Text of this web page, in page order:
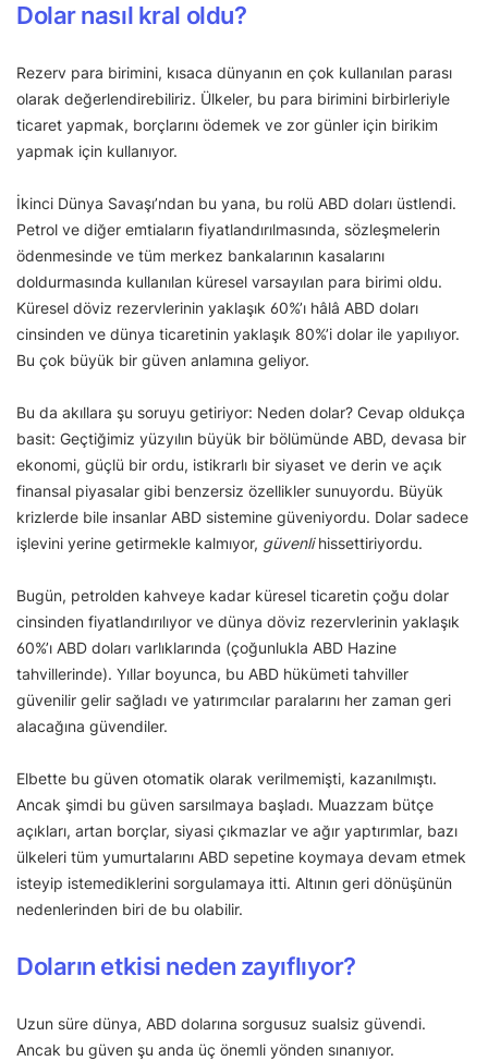
Dolar nasıl kral oldu?
Rezerv para birimini, kısaca dünyanın en çok kullanılan parası
olarak değerlendirebiliriz. Ülkeler, bu para birimini birbirleriyle
ticaret yapmak, borçlarını ödemek ve zor günler için birikim
yapmak için kullanıyor.
İkinci Dünya Savaşı’ndan bu yana, bu rolü ABD doları üstlendi.
Petrol ve diğer emtiaların fiyatlandırılmasında, sözleşmelerin
ödenmesinde ve tüm merkez bankalarının kasalarını
doldurmasında kullanılan küresel varsayılan para birimi oldu.
Küresel döviz rezervlerinin yaklaşık 60%’ı hâlâ ABD doları
cinsinden ve dünya ticaretinin yaklaşık 80%’i dolar ile yapılıyor.
Bu çok büyük bir güven anlamına geliyor.
Bu da akıllara şu soruyu getiriyor: Neden dolar? Cevap oldukça
basit: Geçtiğimiz yüzyılın büyük bir bölümünde ABD, devasa bir
ekonomi, güçlü bir ordu, istikrarlı bir siyaset ve derin ve açık
finansal piyasalar gibi benzersiz özellikler sunuyordu. Büyük
krizlerde bile insanlar ABD sistemine güveniyordu. Dolar sadece
işlevini yerine getirmekle kalmıyor, güvenlihissettiriyordu.
Bugün, petrolden kahveye kadar küresel ticaretin çoğu dolar
cinsinden fiyatlandırılıyor ve dünya döviz rezervlerinin yaklaşık
60%’ı ABD doları varlıklarında (çoğunlukla ABD Hazine
tahvillerinde). Yıllar boyunca, bu ABD hükümeti tahviller
güvenilir gelir sağladı ve yatırımcılar paralarını her zaman geri
alacağına güvendiler.
Elbette bu güven otomatik olarak verilmemişti, kazanılmıştı.
Ancak şimdi bu güven sarsılmaya başladı. Muazzam bütçe
açıkları, artan borçlar, siyasi çıkmazlar ve ağır yaptırımlar, bazı
ülkeleri tüm yumurtalarını ABD sepetine koymaya devam etmek
isteyip istemediklerini sorgulamaya itti. Altının geri dönüşünün
nedenlerinden biri de bu olabilir.
Doların etkisi neden zayıflıyor?
Uzun süre dünya, ABD dolarına sorgusuz sualsiz güvendi.
Ancak bu güven şu anda üç önemli yönden sınanıyor.